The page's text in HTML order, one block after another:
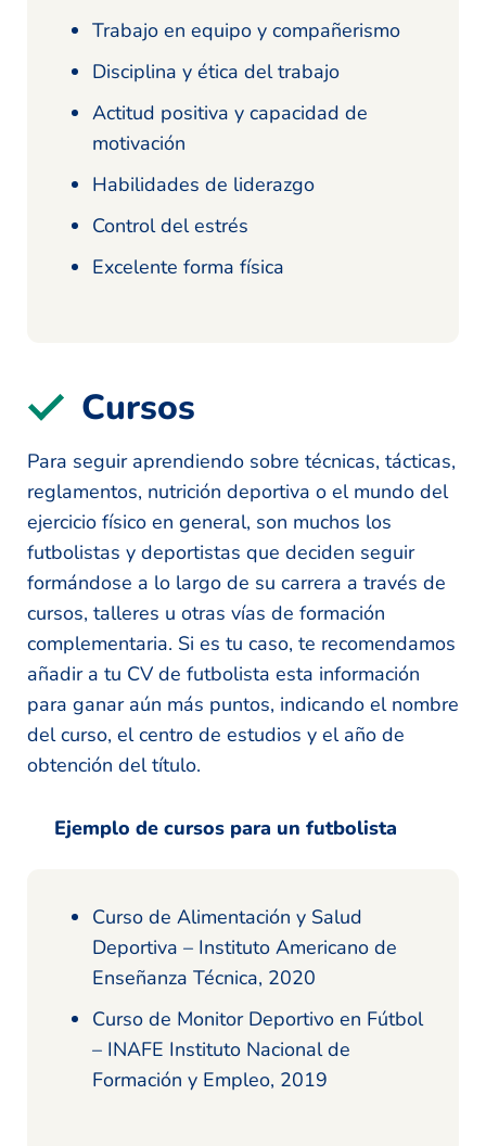
Trabajo en equipo y compañerismo
Disciplina y ética del trabajo
Actitud positiva y capacidad de
motivación
Habilidades de liderazgo
Control del estrés
Excelente forma física
Cursos
Para seguir aprendiendo sobre técnicas, tácticas,
reglamentos, nutrición deportiva o el mundo del
ejercicio físico en general, son muchos los
futbolistas y deportistas que deciden seguir
formándose a lo largo de su carrera a través de
cursos, talleres u otras vías de formación
complementaria. Si es tu caso, te recomendamos
añadir a tu CV de futbolista esta información
para ganar aún más puntos, indicando el nombre
del curso, el centro de estudios y el año de
obtención del título.
Ejemplo de cursos para un futbolista
Curso de Alimentación y Salud
Deportiva – Instituto Americano de
Enseñanza Técnica, 2020
Curso de Monitor Deportivo en Fútbol
– INAFE Instituto Nacional de
Formación y Empleo, 2019